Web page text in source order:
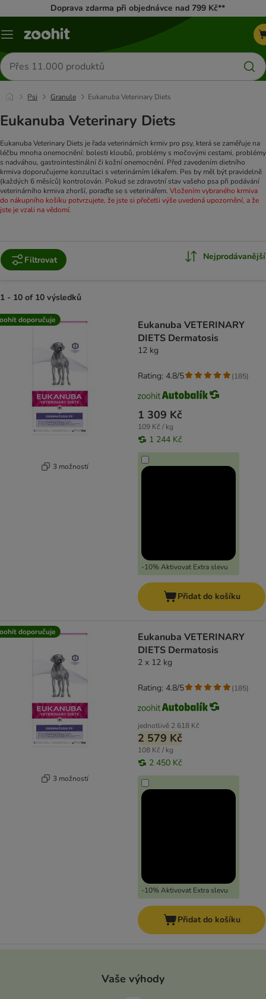
Doprava zdarma při objednávce nad 799 Kč**
Menu
Hledat
produkty
Psi Granule Eukanuba Veterinary Diets
Eukanuba Veterinary Diets
Eukanuba Veterinary Diets je řada veterinárních krmiv pro psy, která se zaměřuje na
léčbu mnoha onemocnění: bolesti kloubů, problémy s močovými cestami, problémy
s nadváhou, gastrointestinální či kožní onemocnění. Před zavedením dietního
krmiva doporučujeme konzultaci s veterinárním lékařem. Pes by měl být pravidelně
(každých 6 měsíců) kontrolován. Pokud se zdravotní stav vašeho psa při podávání
veterinárního krmiva zhorší, poraďte se s veterinářem. Vložením vybraného krmiva
do nákupního košíku potvrzujete, že jste si přečetli výše uvedená upozornění, a že
jste je vzali na vědomí.
Filtrovat Nejprodávanější
1 - 10 of 10 výsledků
product items have been changed
doporučuje
3 možností
Eukanuba VETERINARY
DIETS Dermatosis
12 kg
1 309 Kč
109 Kč / kg
1 244 Kč
-10% Aktivovat Extra slevu
Rating: 4.8/5 (185)
Přidat do košíku
doporučuje
3 možností
Eukanuba VETERINARY
DIETS Dermatosis
2 x 12 kg
jednotlivě 2 618 Kč
2 579 Kč
108 Kč / kg
2 450 Kč
-10% Aktivovat Extra slevu
Rating: 4.8/5 (185)
Přidat do košíku
Vaše výhody